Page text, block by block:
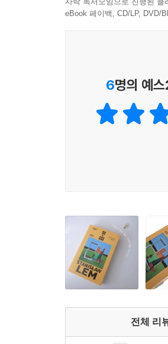
인류학적 고찰, 개별 존
‘상상된 위대함’에서 렘
주제 자체도 현실에 존재
터무니없어 보이는 주제
한편 마법의 주문 같은
사회의 변화 속도를 따
홍보용 브로슈어처럼 이
독자 여러분이 소비자
아이러니를 즐겨보시기를
수록 작품 소개
eBook 페이백, CD/LP, DVD/
6명의 예
전체 리